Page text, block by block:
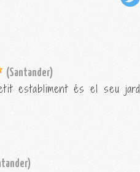
(Santander)
establiment és el seu